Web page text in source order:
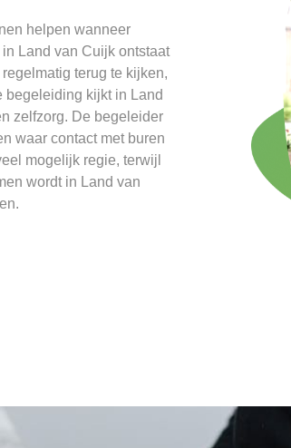
helpen wanneer
Land van Cuijk ontstaat
terug te kijken,
begeleiding kijkt in Land
zelfzorg. De begeleider
waar contact met buren
mogelijk regie, terwijl
wordt in Land van